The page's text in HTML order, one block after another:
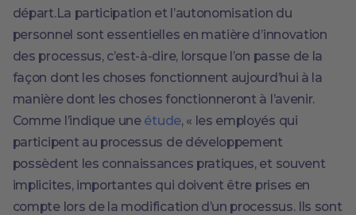
départ.La participation et l’autonomisation du
personnel sont essentielles en matière d’innovation
des processus, c’est-à-dire, lorsque l’on passe de la
façon dont les choses fonctionnent aujourd’hui à la
manière dont les choses fonctionneront à l’avenir.
Comme l’indique une étude, « les employés qui
participent au processus de développement
possèdent les connaissances pratiques, et souvent
implicites, importantes qui doivent être prises en
compte lors de la modification d’un processus. Ils sont